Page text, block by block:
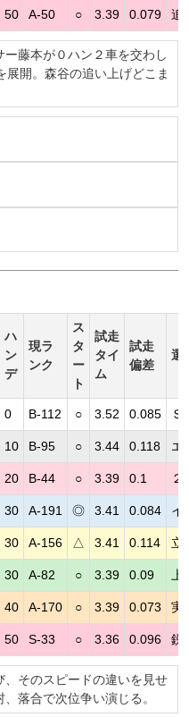
50 A-50 ○ 3.39 0.079 追
藤本が０ハン２車を交わし
開。森谷の追い上げどこま
ハ
ン
デ
現ラ
ンク
ス
タ
ー
ト
試走
タイ
ム
試走
偏差
選
0 B-112 ○ 3.52 0.085 Ｓ
10 B-95 ○ 3.44 0.118 エ
20 B-44 ○ 3.39 0.1 ２
30 A-191 ◎ 3.41 0.084 イ
30 A-156 △ 3.41 0.114 立
30 A-82 ○ 3.39 0.09
40 A-170 ○ 3.39 0.073 実
50 S-33 ○ 3.36 0.096 鋭
そのスピードの違いを見せ
落合で次位争い演じる。